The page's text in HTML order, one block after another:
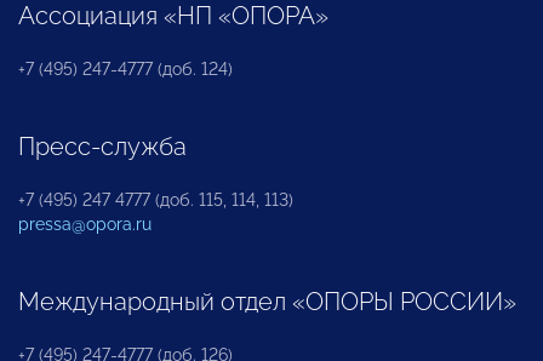
Ассоциация «НП «ОПОРА»
+7 (495) 247-4777 (доб. 124)
Пресс-служба
+7 (495) 247 4777 (доб. 115, 114, 113)
pressa@opora.ru
Международный отдел «ОПОРЫ РОССИИ»
+7 (495) 247-4777 (доб. 126)